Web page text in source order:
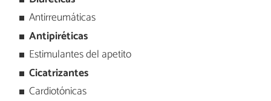
Antirreumáticas
Antipiréticas
Estimulantes del apetito
Cicatrizantes
Cardiotónicas